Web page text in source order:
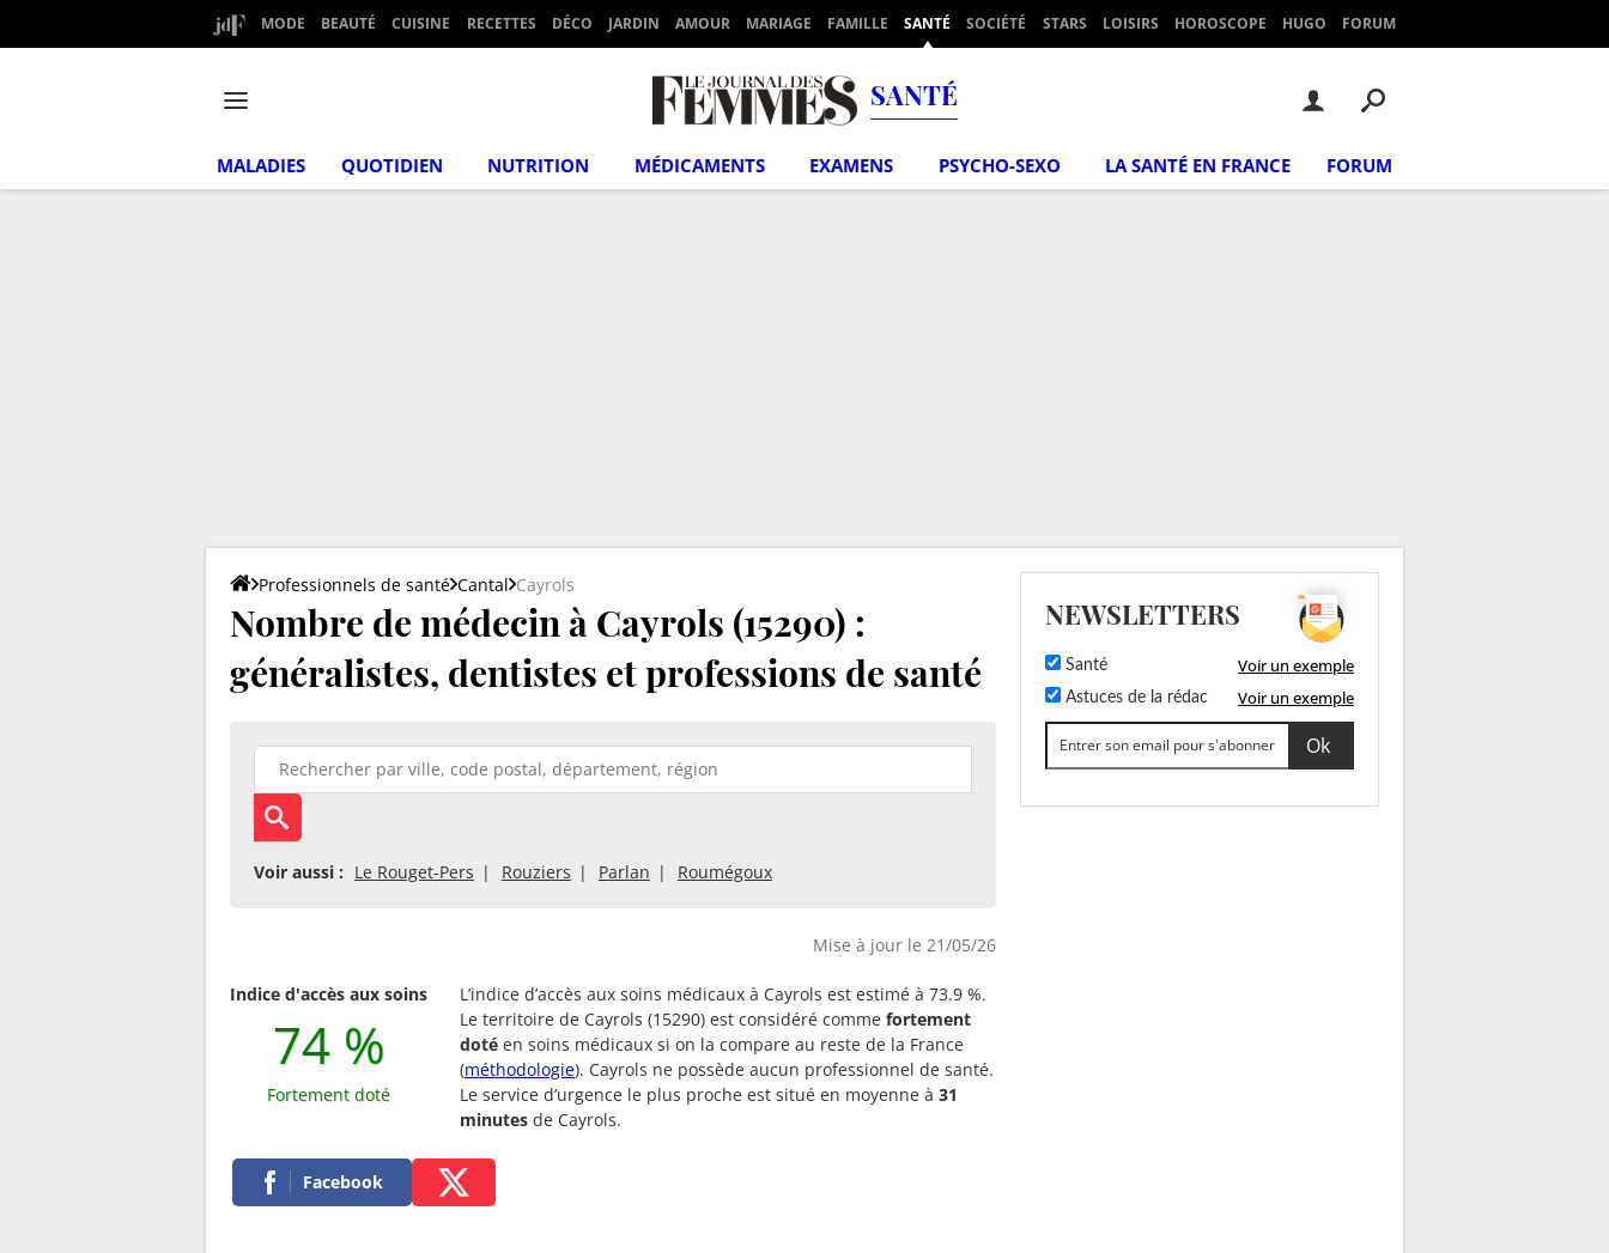
MODE BEAUTÉ CUISINE RECETTES DÉCO JARDIN AMOUR MARIAGE FAMILLE SANTÉ SOCIÉTÉ STARS LOISIRS HOROSCOPE HUGO FORUM
SANTÉ
MALADIES QUOTIDIEN NUTRITION MÉDICAMENTS EXAMENS PSYCHO-SEXO LA SANTÉ EN FRANCE FORUM
Professionnels de santé Cantal Cayrols
Nombre de médecin à Cayrols (15290) :
généralistes, dentistes et professions de santé
Voir aussi : Le Rouget-Pers Rouziers Parlan Roumégoux
Mise à jour le 21/05/26
Indice d'accès aux soins
74 %
Fortement doté
L’indice d’accès aux soins médicaux à Cayrols est estimé à 73.9 %.
Le territoire de Cayrols (15290) est considéré comme fortement
doté en soins médicaux si on la compare au reste de la France
(méthodologie). Cayrols ne possède aucun professionnel de santé.
Le service d’urgence le plus proche est situé en moyenne à 31
minutes de Cayrols.
Facebook
NEWSLETTERS
Santé Voir un exemple
Astuces de la rédac Voir un exemple